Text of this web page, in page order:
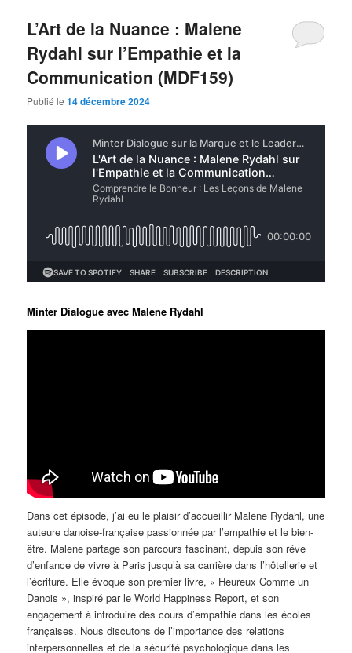
L’Art de la Nuance : Malene
Rydahl sur l’Empathie et la
Communication (MDF159)
Publié le14 décembre 2024
Minter Dialogue avec Malene Rydahl
Dans cet épisode, j’ai eu le plaisir d’accueillir Malene Rydahl, une
auteure danoise-française passionnée par l’empathie et le bien-
être. Malene partage son parcours fascinant, depuis son rêve
d’enfance de vivre à Paris jusqu’à sa carrière dans l’hôtellerie et
l’écriture. Elle évoque son premier livre, « Heureux Comme un
Danois », inspiré par le World Happiness Report, et son
engagement à introduire des cours d’empathie dans les écoles
françaises. Nous discutons de l’importance des relations
interpersonnelles et de la sécurité psychologique dans les